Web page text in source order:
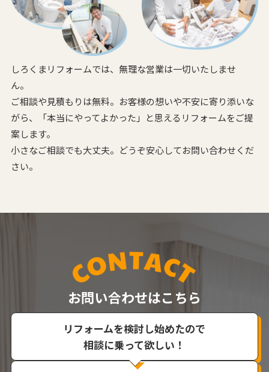
しろくまリフォームでは、無理な営業は一切いたしませ
ん。
ご相談や見積もりは無料。お客様の想いや不安に寄り添いな
がら、
「本当にやってよかった」と思えるリフォームをご提
案します。
小さなご相談でも大丈夫。どうぞ安心してお問い合わせくだ
さい。
お問い合わせはこちら
リフォームを検討し始めたので
相談に乗って欲しい！